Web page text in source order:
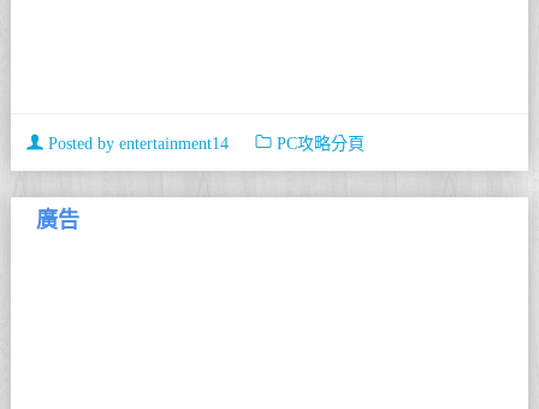
Posted by entertainment14 PC攻略分頁
廣告